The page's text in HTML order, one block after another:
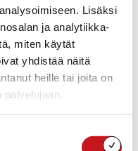
Lisäksi
ja analytiikka-
miten käytät
yhdistää näitä
heille tai joita on
palvelujaan.
Etsi
aja
Näkymät
navigointi
Etsi
ShowLista
Seuraavat